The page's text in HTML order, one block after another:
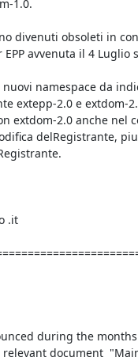
1.0.
divenuti obsoleti in
avvenuta il 4 Luglio
namespace da
extepp-2.0 e extdom-
extdom-2.0 anche
delRegistrante,
.it
during the
document